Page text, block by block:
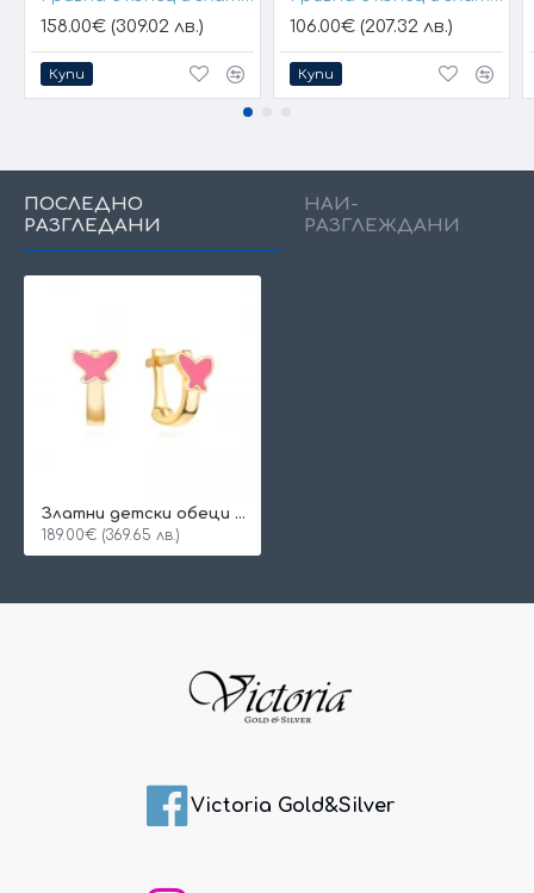
158.00€ (309.02 лв.)
Купи
106.00€ (207.32 лв.)
Купи
ПОСЛЕДНО
РАЗГЛЕДАНИ
НАЙ-
РАЗГЛЕЖДАНИ
Златни детски обеци Pink Butterfly
189.00€ (369.65 лв.)
Victoria Gold&Silver